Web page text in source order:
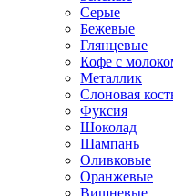
Серые
Бежевые
Глянцевые
Кофе с
Металлик
Слоновая
Фуксия
Шоколад
Шампань
Оливковые
Оранжевые
Вишневые